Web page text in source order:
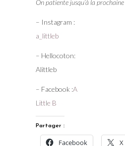
On patiente jusqu’à la prochaine
– Instagram :
a_littleb
– Hellocoton:
Alittleb
– Facebook :A
Little B
Partager :
Facebook X